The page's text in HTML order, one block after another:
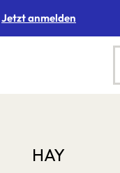
Jetzt anmelden
HAY